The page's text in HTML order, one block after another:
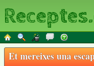
Et mereixes una